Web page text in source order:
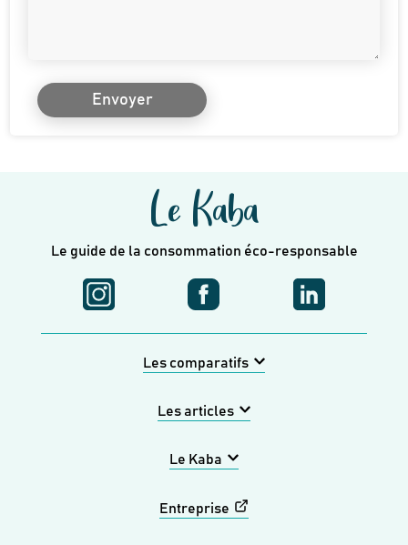
Envoyer
Le Kaba
Le guide de la consommation éco-responsable
Les comparatifs
Les articles
Le Kaba
Entreprise